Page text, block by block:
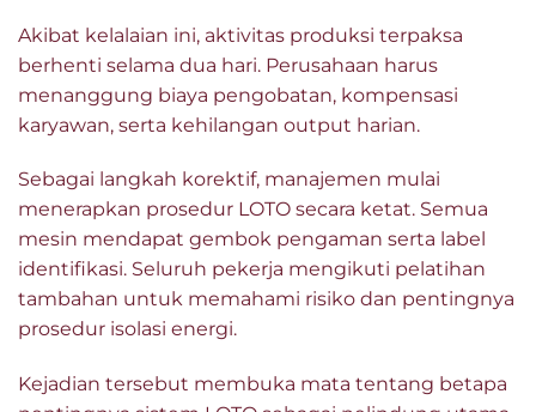
Akibat kelalaian ini, aktivitas produksi terpaksa
berhenti selama dua hari. Perusahaan harus
menanggung biaya pengobatan, kompensasi
karyawan, serta kehilangan output harian.
Sebagai langkah korektif, manajemen mulai
menerapkan prosedur LOTO secara ketat. Semua
mesin mendapat gembok pengaman serta label
identifikasi. Seluruh pekerja mengikuti pelatihan
tambahan untuk memahami risiko dan pentingnya
prosedur isolasi energi.
Kejadian tersebut membuka mata tentang betapa